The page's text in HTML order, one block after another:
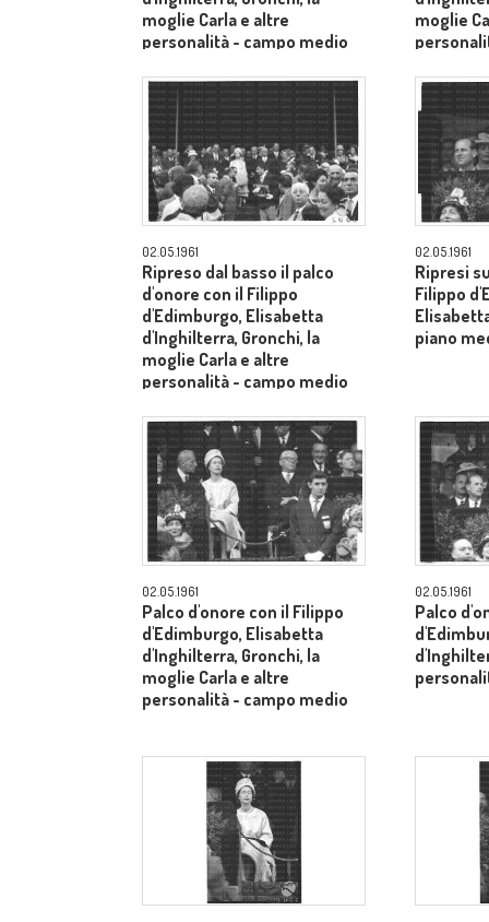
moglie Carla e altre
personalità - campo medio
moglie
02.05.1961
Ripreso dal basso il palco
d'onore con il Filippo
d'Edimburgo, Elisabetta
d'Inghilterra, Gronchi, la
moglie Carla e altre
personalità - campo medio
02.05.1961
Ripresi
Filippo
piano
02.05.1961
Palco d'onore con il Filippo
d'Edimburgo, Elisabetta
d'Inghilterra, Gronchi, la
moglie Carla e altre
personalità - campo medio
02.05.1961
Palco